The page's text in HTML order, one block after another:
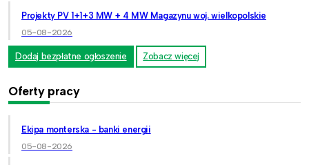
Projekty PV 1+1+3 MW + 4 MW Magazynu woj. wielkopolskie
05-08-2026
Dodaj bezpłatne ogłoszenie Zobacz więcej
Oferty pracy
Ekipa monterska - banki energii
05-08-2026